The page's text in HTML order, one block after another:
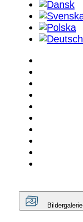
Bildergalerie